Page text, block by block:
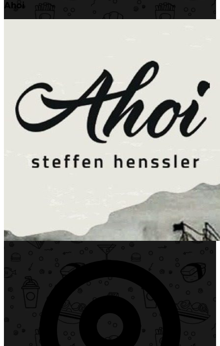
Ahoi